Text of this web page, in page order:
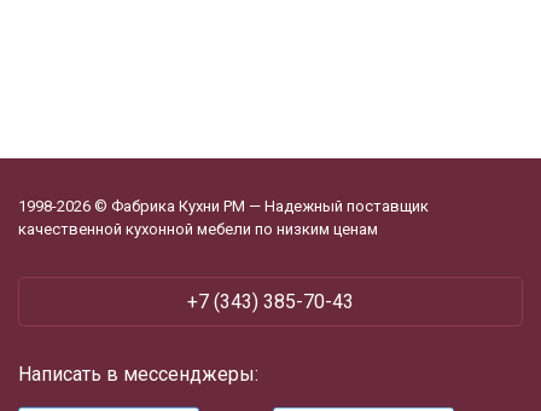
1998-2026 © Фабрика Кухни РМ — Надежный поставщик
качественной кухонной мебели по низким ценам
+7 (343) 385-70-43
Написать в мессенджеры: